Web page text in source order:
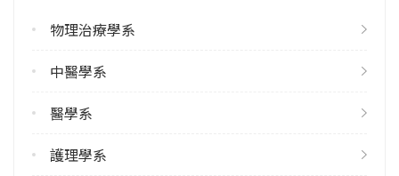
物理治療學系
中醫學系
醫學系
護理學系